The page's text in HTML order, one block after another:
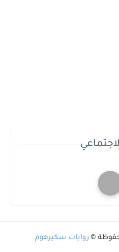
© روايات سكيرهوم